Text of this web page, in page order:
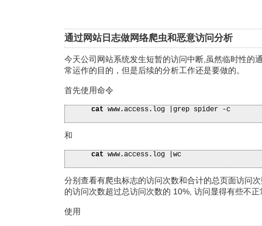
通过网站日志做网络爬虫和恶意访问分析
今天公司网站系统发生短暂的访问中断,虽然临时性的
常运作的目的，但是后续的分析工作还是要做的。
首先使用命令
cat www.access.log grep spider -c
和
cat www.access.log wc
分别查看有爬虫标志的访问次数和合计的总页面访问
的访问次数超过总访问次数的 10%, 访问显得有些不正
使用